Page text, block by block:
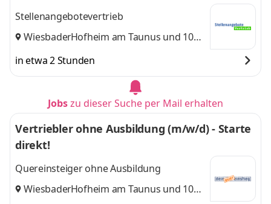
Stellenangebotevertrieb
Wiesbaden,
Hofheim am Taunus und 10
in etwa 2 Stunden
Jobszu dieser Suche per Mail erhalten
Vertriebler ohne Ausbildung (m/w/d) - Starte
direkt!
Quereinsteiger ohne Ausbildung
Wiesbaden,
Hofheim am Taunus und 10